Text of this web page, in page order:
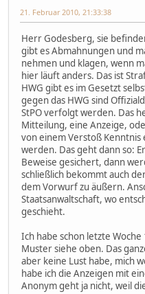
21. Februar 2010, 21:33:38
Herr Godesberg, sie
gibt es Abmahnungen und
nehmen und klagen, wenn
hier läuft anders. Das ist
HWG gibt es im Gesetzt
gegen das HWG sind
StPO verfolgt werden. Das
Mitteilung, eine Anzeige,
von einem Verstoß Kenntnis
werden. Das geht dann so:
Beweise gesichert, dann
schließlich bekommt auch
dem Vorwurf zu äußern.
Staatsanwaltschaft, wo
geschieht.
Ich habe schon letzte
Muster siehe oben. Das
aber keine Lust habe, mich
habe ich die Anzeigen mit
Anonym geht ja nicht, weil